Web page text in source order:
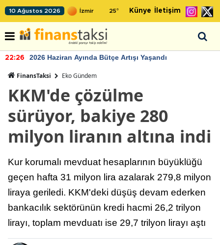
10 Ağustos 2026 25° Künye İletişim
22:26 2026 Haziran Ayında Bütçe Artışı Yaşandı
FinansTaksi Eko Gündem
KKM'de çözülme
sürüyor, bakiye 280
milyon liranın altına indi
Kur korumalı mevduat hesaplarının büyüklüğü
geçen hafta 31 milyon lira azalarak 279,8 milyon
liraya geriledi. KKM'deki düşüş devam ederken
bankacılık sektörünün kredi hacmi 26,2 trilyon
lirayı, toplam mevduatı ise 29,7 trilyon lirayı aştı